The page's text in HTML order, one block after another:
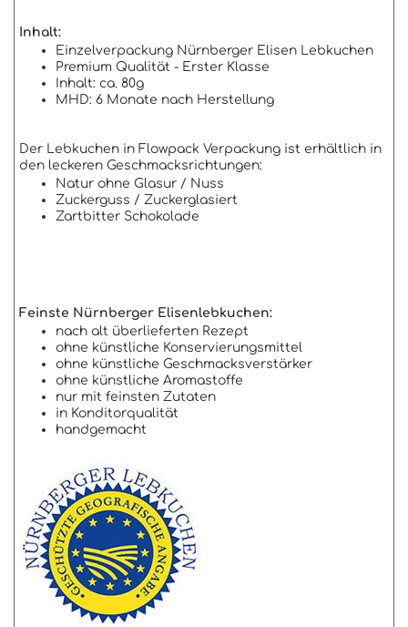
Inhalt:
Einzelverpackung Nürnberger Elisen Lebkuchen
Premium Qualität - Erster Klasse
Inhalt: ca. 80g
MHD: 6 Monate nach Herstellung
Der Lebkuchen in Flowpack Verpackung ist erhältlich in
den leckeren Geschmacksrichtungen:
Natur ohne Glasur / Nuss
Zuckerguss / Zuckerglasiert
Zartbitter Schokolade
Feinste Nürnberger Elisenlebkuchen:
nach alt überlieferten Rezept
ohne künstliche Konservierungsmittel
ohne künstliche Geschmacksverstärker
ohne künstliche Aromastoffe
nur mit feinsten Zutaten
in Konditorqualität
handgemacht